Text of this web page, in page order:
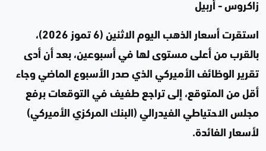
زاكروس - أربيل
استقرت أسعار الذهب اليوم الاثنين (6 تموز 2026)،
بالقرب من أعلى مستوى لها في أسبوعين، بعد أن أدى
تقرير الوظائف الأميركي الذي صدر الأسبوع الماضي وجاء
أقل من المتوقع، إلى تراجع طفيف في التوقعات برفع
مجلس الاحتياطي الفيدرالي (البنك المركزي الأميركي)
لأسعار الفائدة.